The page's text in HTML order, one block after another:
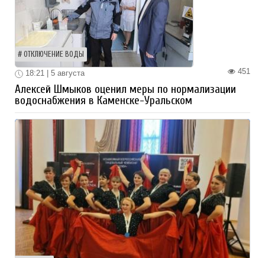
ОТКЛЮЧЕНИЕ ВОДЫ
451
18:21 | 5 августа
Алексей Шмыков оценил меры по нормализации
водоснабжения в Каменске-Уральском